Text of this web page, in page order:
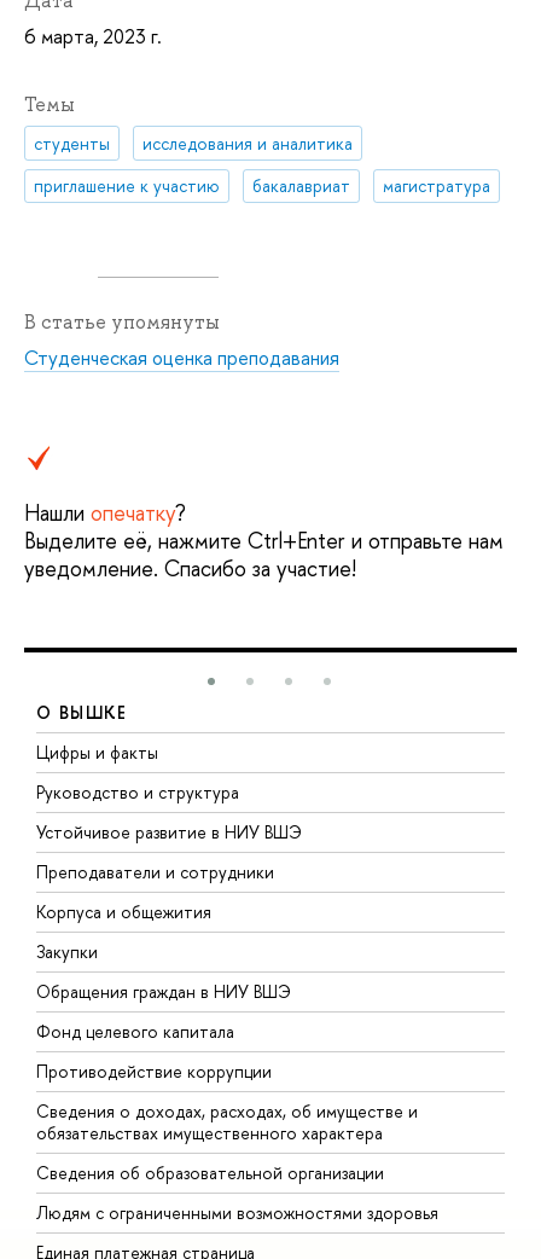
6 марта, 2023 г.
Темы
студенты
исследования и аналитика
приглашение к участию
бакалавриат магистратура
В статье упомянуты
Студенческая оценка преподавания
Нашли опечатку?
Выделите её, нажмите Ctrl+Enter и отправьте нам
уведомление. Спасибо за участие!
О ВЫШКЕ
Цифры и факты
Руководство и структура
Устойчивое развитие в НИУ ВШЭ
Преподаватели и сотрудники
Корпуса и общежития
Закупки
Обращения граждан в НИУ ВШЭ
Фонд целевого капитала
Противодействие коррупции
Сведения о доходах, расходах, об имуществе и
обязательствах имущественного характера
Сведения об образовательной организации
Людям с ограниченными возможностями здоровья
Единая платежная страница